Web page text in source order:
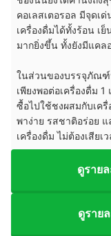
คอเลสเตอรอล มีจุดเ
เครื่องดื่มได้ทั้งร้อน เ
มากยิ่งขึ้น ทั้งยังมีแคล
ในส่วนของบรรจุภัณฑ์
เพียงพอต่อเครื่องดื่ม
ซื้อไปใช้ชงผสมกับเค
พาง่าย รสชาติอร่อย
เครื่องดื่ม ไม่ต้องเสีย
ดูราย
ดูราย